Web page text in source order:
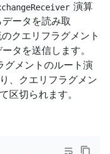
演算
ータを読み取
クエリフラグメント
タを送信します。
グメントのルート演
、クエリフラグメン
区切られます。